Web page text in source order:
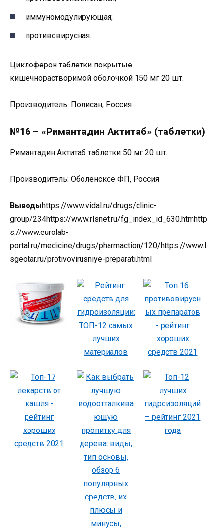
иммуномодулирующая;
противовирусная.
Циклоферон таблетки покрытые
кишечнорастворимой оболочкой 150 мг 20 шт.
Производитель: Полисан, Россия
№16 – «Римантадин Актитаб» (таблетки)
Римантадин Актитаб таблетки 50 мг 20 шт.
Производитель: Оболенское ФП, Россия
Выводыhttps://www.vidal.ru/drugs/clinic-
group/234https://www.rlsnet.ru/fg_index_id_630.htmhttp
s://www.eurolab-
portal.ru/medicine/drugs/pharmaction/120/https://www.l
sgeotar.ru/protivovirusniye-preparati.html